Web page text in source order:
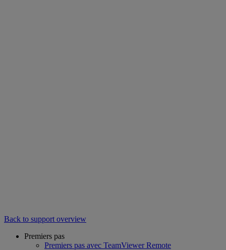
Back to support overview
Premiers pas
Premiers pas avec TeamViewer Remote